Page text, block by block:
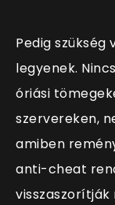
Pedig szükség
legyenek.
óriási
szervereken,
amiben
anti-cheat